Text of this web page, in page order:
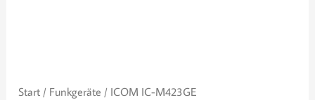
Start / Funkgeräte / ICOM IC-M423GE